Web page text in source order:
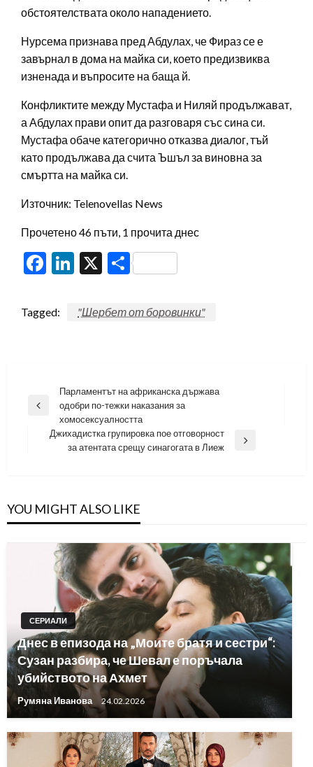
обстоятелствата около нападението.
Нурсема признава пред Абдулах, че Фираз се е
завърнал в дома на майка си, което предизвиква
изненада и въпросите на баща й.
Конфликтите между Мустафа и Ниляй продължават,
а Абдулах прави опит да разговаря със сина си.
Мустафа обаче категорично отказва диалог, тъй
като продължава да счита Ъшъл за виновна за
смъртта на майка си.
Източник: Telenovellas News
Прочетено 46 пъти, 1 прочита днес
Facebook
LinkedIn
X Share
Tagged: "Шербет от боровинки"
Навигация
Previous
Парламентът на африканска държава
одобри по-тежки наказания за
хомосексуалността
Джихадистка групировка пое отговорност
за атентата срещу синагогата в Лиеж
YOU MIGHT ALSO LIKE
СЕРИАЛИ
Днес в епизода на „Моите братя и сестри“:
Сузан разбира, че Шевал е поръчала
убийството на Ахмет
Румяна Иванова 24.02.2026